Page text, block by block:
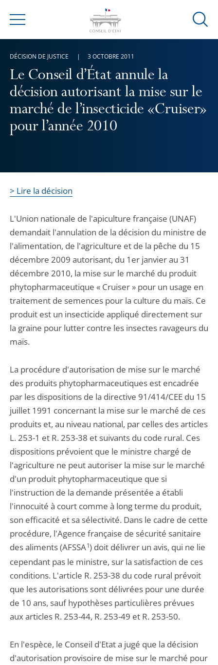
Menu
Ouvrir
Le Conseil d’État annule la
décision autorisant la mise sur le
marché de l’insecticide «Cruiser»
pour l’année 2010
DÉCISION DE JUSTICE 3 OCTOBRE 2011
> Lire la décision
L'Union nationale de l'apiculture française (UNAF)
demandait l'annulation de la décision du ministre de
l'alimentation, de l'agriculture et de la pêche du 15
décembre 2009 autorisant, du 1er janvier au 31
décembre 2010, la mise sur le marché du produit
phytopharmaceutique « Cruiser » pour un usage en
traitement de semences pour la culture du maïs. Ce
produit est un insecticide appliqué directement sur
la graine pour lutter contre les insectes ravageurs du
maïs.
La procédure d'autorisation de mise sur le marché
des produits phytopharmaceutiques est encadrée
par les dispositions de la directive 91/414/CEE du 15
juillet 1991 concernant la mise sur le marché de ces
produits et, au niveau national, par celles des articles
L. 253-1 et R. 253-38 et suivants du code rural. Ces
dispositions prévoient que le ministre chargé de
l'agriculture ne peut autoriser la mise sur le marché
d'un produit phytopharmaceutique que si
l'instruction de la demande présentée a établi
l'innocuité à court comme à long terme du produit,
son efficacité et sa sélectivité. Dans le cadre de cette
procédure, l'Agence française de sécurité sanitaire
des aliments (AFSSA1) doit délivrer un avis, qui ne lie
cependant pas le ministre, sur la satisfaction de ces
conditions. L'article R. 253-38 du code rural prévoit
que les autorisations sont délivrées pour une durée
de 10 ans, sauf hypothèses particulières prévues
aux articles R. 253-44, R. 253-49 et R. 253-50.
En l'espèce, le Conseil d'Etat a jugé que la décision
d'autorisation provisoire de mise sur le marché pour